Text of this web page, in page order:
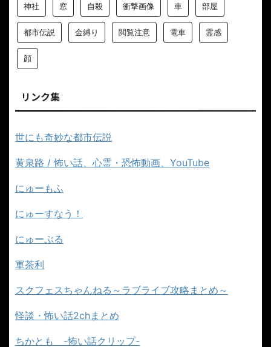
神社 窓 自殺 衝撃画像 車 部屋
都市伝説 金縛り 閲覧注意 電車 霊感
顔
リンク集
世にも奇妙な都市伝説
黄泉路 / 怖い話、心霊・恐怖動画、YouTube
にゅーもふ
にゅーすなう！
にゅーぷる
軍茶利
スクフェスちゃんねる～ラブライブ攻略まとめ～
怪談・怖い話2chまとめ
ちかとも -怖い話クリップ-